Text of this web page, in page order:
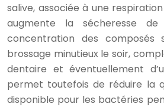
salive, associée à une
augmente la sécheresse
concentration des composés
brossage minutieux le soir,
dentaire et éventuellement
permet toutefois de réduire la
disponible pour les bactéries